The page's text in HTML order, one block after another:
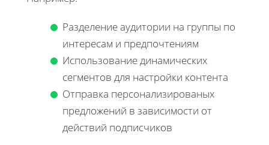
Разделение аудитории на группы по
интересам и предпочтениям
Использование динамических
сегментов для настройки контента
Отправка персонализированых
предложений в зависимости от
действий подписчиков